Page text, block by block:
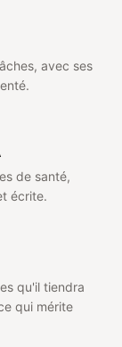
avec ses
de santé,
écrite.
qu'il tiendra
qui mérite